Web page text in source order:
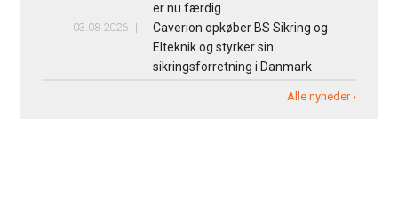
er nu færdig
03.08.2026
Caverion opkøber BS Sikring og
Elteknik og styrker sin
sikringsforretning i Danmark
Alle nyheder ›